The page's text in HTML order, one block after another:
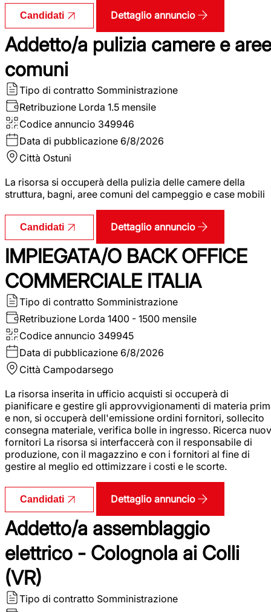
Candidati Dettaglio annuncio
Addetto/a pulizia camere e aree
comuni
Tipo di contratto Somministrazione
Retribuzione Lorda 1.5 mensile
Codice annuncio 349946
Data di pubblicazione 6/8/2026
Città Ostuni
La risorsa si occuperà della pulizia delle camere della
struttura, bagni, aree comuni del campeggio e case mobili
Candidati Dettaglio annuncio
IMPIEGATA/O BACK OFFICE
COMMERCIALE ITALIA
Tipo di contratto Somministrazione
Retribuzione Lorda 1400 - 1500 mensile
Codice annuncio 349945
Data di pubblicazione 6/8/2026
Città Campodarsego
La risorsa inserita in ufficio acquisti si occuperà di
pianificare e gestire gli approvvigionamenti di materia
e non, si occuperà dell'emissione ordini fornitori, sollecito
consegna materiale, verifica bolle in ingresso. Ricerca
fornitori La risorsa si interfaccerà con il responsabile di
produzione, con il magazzino e con i fornitori al fine di
gestire al meglio ed ottimizzare i costi e le scorte.
Candidati Dettaglio annuncio
Addetto/a assemblaggio
elettrico - Colognola ai Colli
(VR)
Tipo di contratto Somministrazione